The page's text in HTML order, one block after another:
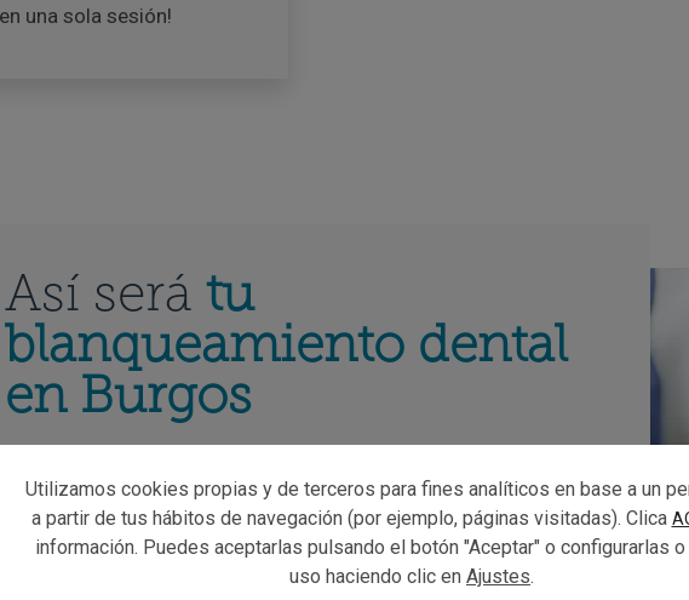
una sola sesión!
Así será tu
blanqueamiento dental
en Burgos
blanqueador que se coloca en una férulaque se adapta a la boca
del paciente y se activa mediante la aplicación directa de una
fuente luminosa. Gracias a la tecnología avanzada Philips Zoom
podemos ajustar estratégicamente los parámetros de intensidad
Utilizamos cookies propias y de terceros para fines analíticos en base a un
a partir de tus hábitos de navegación (por ejemplo, páginas visitadas). Clica
información. Puedes aceptarlas pulsando el botón "Aceptar" o configurarlas
uso haciendo clic en Ajustes.